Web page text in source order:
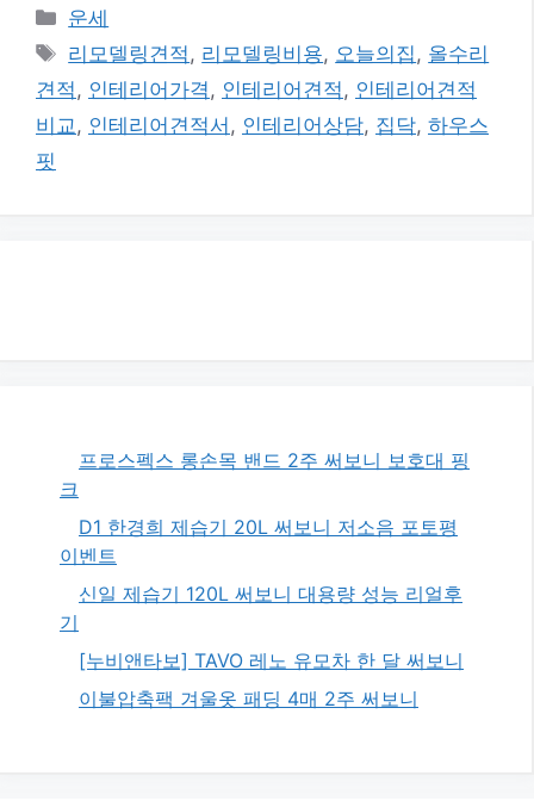
카
테
리
운세
태
그
리모델링견적, 리모델링비용, 오늘의집, 올수리
견적, 인테리어가격, 인테리어견적, 인테리어견적
비교, 인테리어견적서 , 인테리어상담, 집닥, 하우스
핏
프로스펙스 롱손목 밴드 2주 써보니 보호대 핑
크
D1 한경희 제습기 20L 써보니 저소음 포토평
이벤트
신일 제습기 120L 써보니 대용량 성능 리얼후
기
[누비앤타보] TAVO 레노 유모차 한 달 써보니
이불압축팩 겨울옷 패딩 4매 2주 써보니